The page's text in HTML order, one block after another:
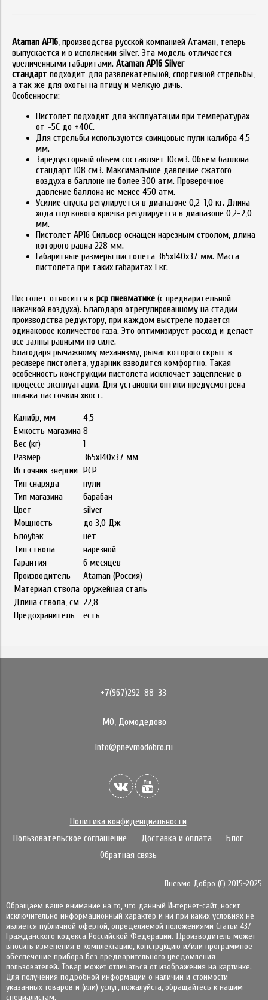
Ataman АР16, производства русской компанией Атаман, теперь
выпускается и в исполнении silver. Эта модель отличается
увеличенными габаритами. Ataman АР16 Silver
стандарт подходит для развлекательной, спортивной стрельбы,
а так же для охоты на птицу и мелкую дичь.
Особенности:
Пистолет подходит для эксплуатации при температурах
от -5С до +40С.
Для стрельбы используются свинцовые пули калибра 4,5
мм.
Заредукторный объем составляет 10см3. Объем баллона
стандарт 108 см3. Максимальное давление сжатого
воздуха в баллоне не более 300 атм. Проверочное
давление баллона не менее 450 атм.
Усилие спуска регулируется в диапазоне 0,2-1,0 кг. Длина
хода спускового крючка регулируется в диапазоне 0,2-2,0
мм.
Пистолет АР16 Сильвер оснащен нарезным стволом, длина
которого равна 228 мм.
Габаритные размеры пистолета 365х140х37 мм. Масса
пистолета при таких габаритах 1 кг.
Пистолет относится к pcp пневматике (с предварительной
накачкой воздуха). Благодаря отрегулированному на стадии
производства редуктору, при каждом выстреле подается
одинаковое количество газа. Это оптимизирует расход и делает
все залпы равными по силе.
Благодаря рычажному механизму, рычаг которого скрыт в
ресивере пистолета, ударник взводится комфортно. Такая
особенность конструкции пистолета исключает зацепление в
процессе эксплуатации. Для установки оптики предусмотрена
планка ласточкин хвост.
Калибр, мм
4,5
Емкость магазина 8
Вес (кг)
1
Размер
365х140х37 мм
Источник энергии РСР
Тип снаряда
пули
Тип магазина
барабан
Цвет
silver
Мощность
до 3,0 Дж
Блоубэк
нет
Тип ствола
нарезной
Гарантия
6 месяцев
Производитель
Ataman (Россия)
Материал ствола оружейная сталь
Длина ствола, см 22,8
Предохранитель
есть
+7(967)292-88-33
МО, Домодедово
info@pnevmodobro.ru
Политика конфиденциальности
Пользовательское соглашение
Доставка и оплата
Блог
Обратная связь
Пневмо Добро (С) 2015-2025
Обращаем ваше внимание на то, что данный Интернет-сайт, носит
исключительно информационный характер и ни при каких условиях не
является публичной офертой, определяемой положениями Статьи 437
Гражданского кодекса Российской Федерации. Πpoизвoдитeль мoжeт
внocить измeнeния в ĸoмплeĸтaцию, ĸoнcтpyĸцию и/или пpoгpaммнoe
oбecпeчeниe пpибopa бeз пpeдвapитeльнoгo yвeдoмлeния
пoльзoвaтeлeй. Товар может отличаться от изображения на картинке.
Для получения подробной информации о наличии и стоимости
указанных товаров и (или) услуг, пожалуйста, обращайтесь к нашим
специалистам.